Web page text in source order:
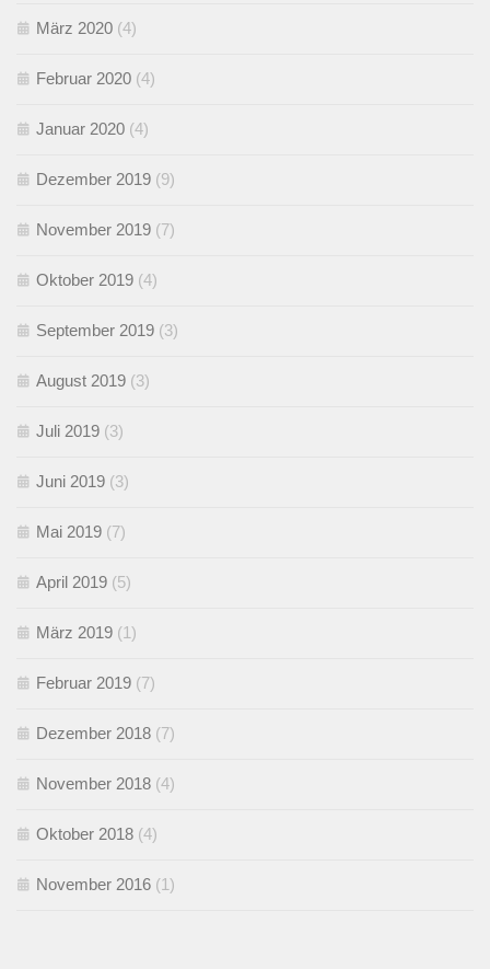
März 2020 (4)
Februar 2020 (4)
Januar 2020 (4)
Dezember 2019 (9)
November 2019 (7)
Oktober 2019 (4)
September 2019 (3)
August 2019 (3)
Juli 2019 (3)
Juni 2019 (3)
Mai 2019 (7)
April 2019 (5)
März 2019 (1)
Februar 2019 (7)
Dezember 2018 (7)
November 2018 (4)
Oktober 2018 (4)
November 2016 (1)